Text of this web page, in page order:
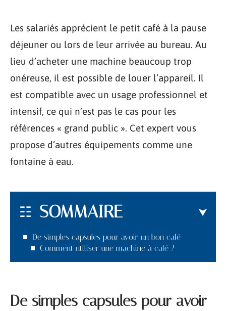
Les salariés apprécient le petit café à la pause
déjeuner ou lors de leur arrivée au bureau. Au
lieu d’acheter une machine beaucoup trop
onéreuse, il est possible de louer l’appareil. Il
est compatible avec un usage professionnel et
intensif, ce qui n’est pas le cas pour les
références « grand public ». Cet expert vous
propose d’autres équipements comme une
fontaine à eau.
SOMMAIRE
De simples capsules pour avoir un bon café
Comment utiliser une machine à café ?
De simples capsules pour avoir